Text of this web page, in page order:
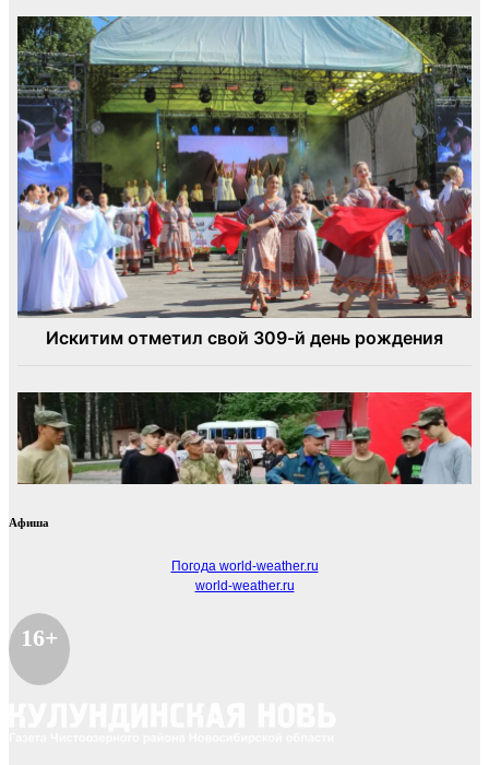
Афиша
Погода world-weather.ru
world-weather.ru
16+